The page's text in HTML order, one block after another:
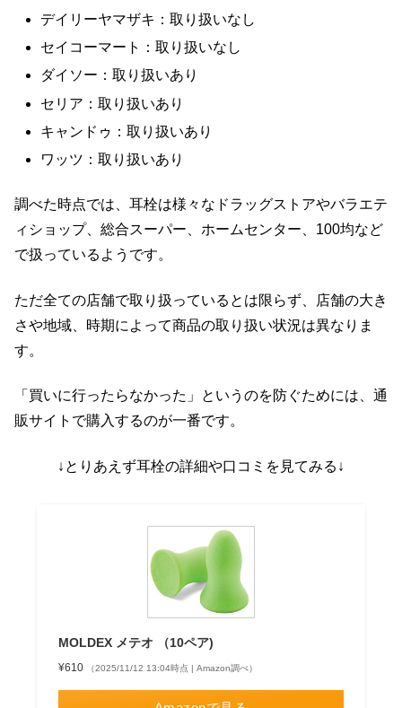
デイリーヤマザキ：取り扱いなし
セイコーマート：取り扱いなし
ダイソー：取り扱いあり
セリア：取り扱いあり
キャンドゥ：取り扱いあり
ワッツ：取り扱いあり
調べた時点では、耳栓は様々なドラッグストアやバラエテ
ィショップ、総合スーパー、ホームセンター、100均など
で扱っているようです。
ただ全ての店舗で取り扱っているとは限らず、店舗の大き
さや地域、時期によって商品の取り扱い状況は異なりま
す。
「買いに行ったらなかった」というのを防ぐためには、通
販サイトで購入するのが一番です。
↓とりあえず耳栓の詳細や口コミを見てみる↓
MOLDEX メテオ （10ペア)
¥610 （2025/11/12 13:04時点 | Amazon調べ）